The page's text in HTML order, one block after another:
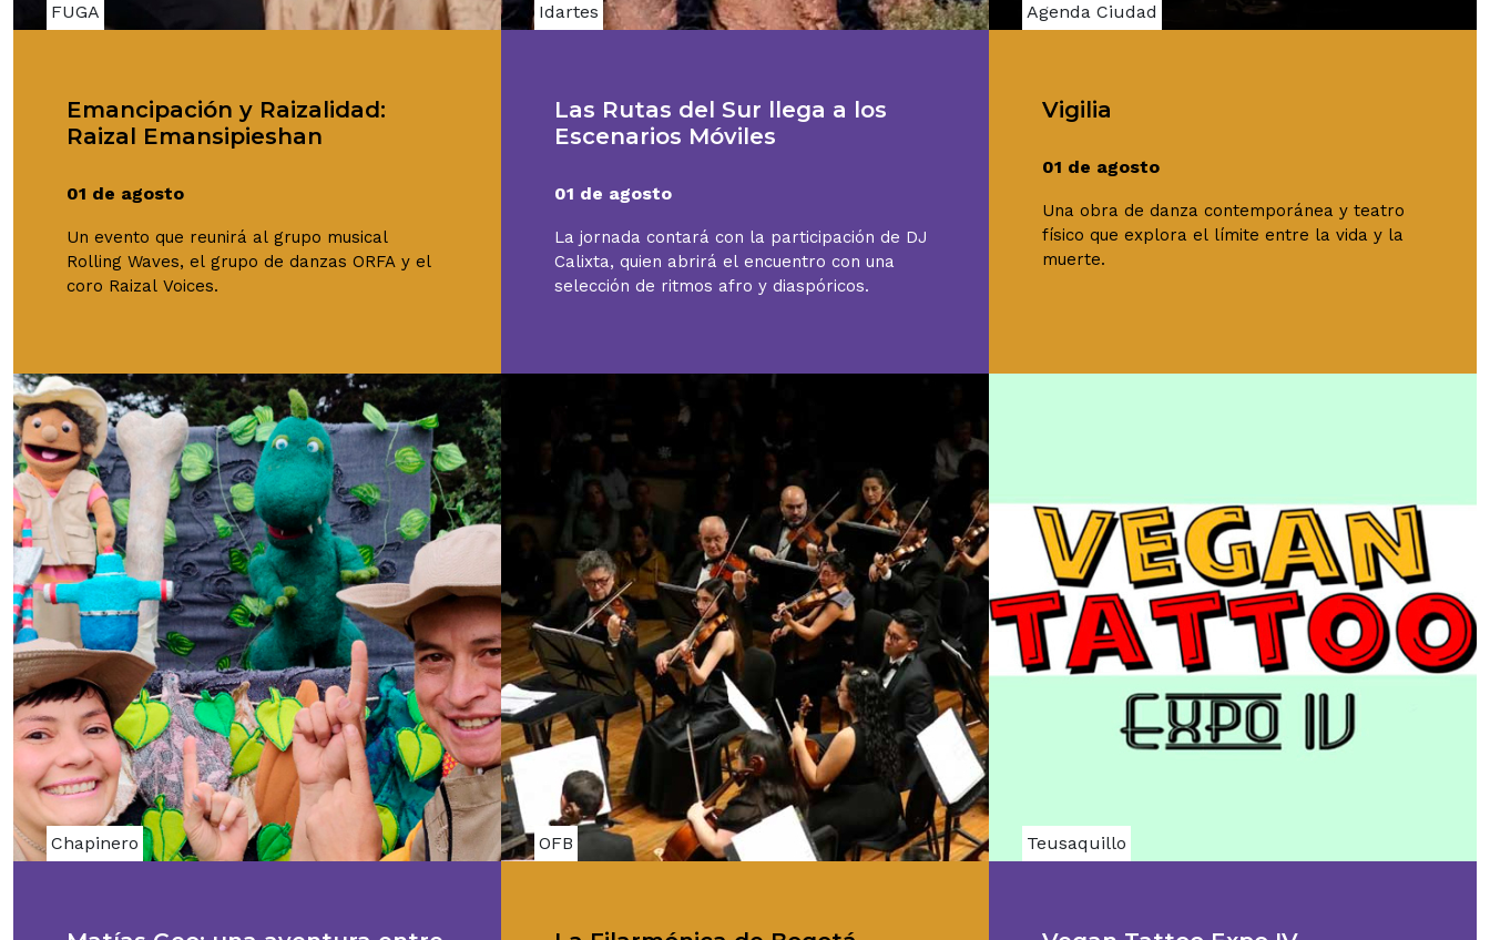
FUGA
Emancipación y Raizalidad:
Raizal Emansipieshan
01 de agosto
Un evento que reunirá al grupo musical
Rolling Waves, el grupo de danzas ORFA y el
coro Raizal Voices.
Idartes
Las Rutas del Sur llega a los
Escenarios Móviles
01 de agosto
La jornada contará con la participación de DJ
Calixta, quien abrirá el encuentro con una
selección de ritmos afro y diaspóricos.
Agenda Ciudad
Vigilia
01 de agosto
Una obra de danza contemporánea y teatro
físico que explora el límite entre la vida y la
muerte.
Chapinero OFB Teusaquillo